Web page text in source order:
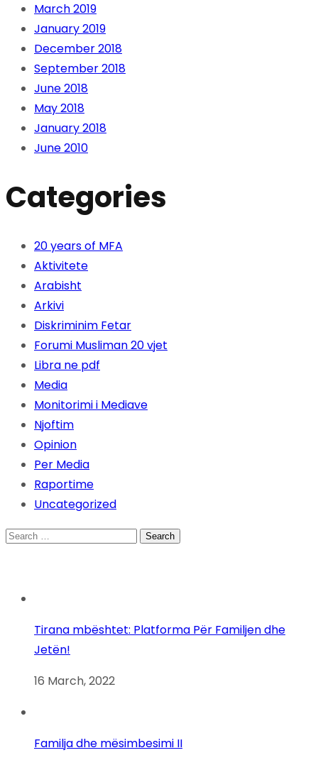
March 2019
January 2019
December 2018
September 2018
June 2018
May 2018
January 2018
June 2010
Categories
20 years of MFA
Aktivitete
Arabisht
Arkivi
Diskriminim Fetar
Forumi Musliman 20 vjet
Libra ne pdf
Media
Monitorimi i Mediave
Njoftim
Opinion
Per Media
Raportime
Uncategorized
Search
Tirana mbështet: Platforma Për Familjen dhe
Jetën!
16 March, 2022
Familja dhe mësimbesimi II